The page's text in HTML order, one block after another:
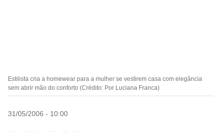
Estilista cria a homewear para a mulher se vestirem casa com elegância
sem abrir mão do conforto (Crédito: Por Luciana Franca)
31/05/2006 - 10:00